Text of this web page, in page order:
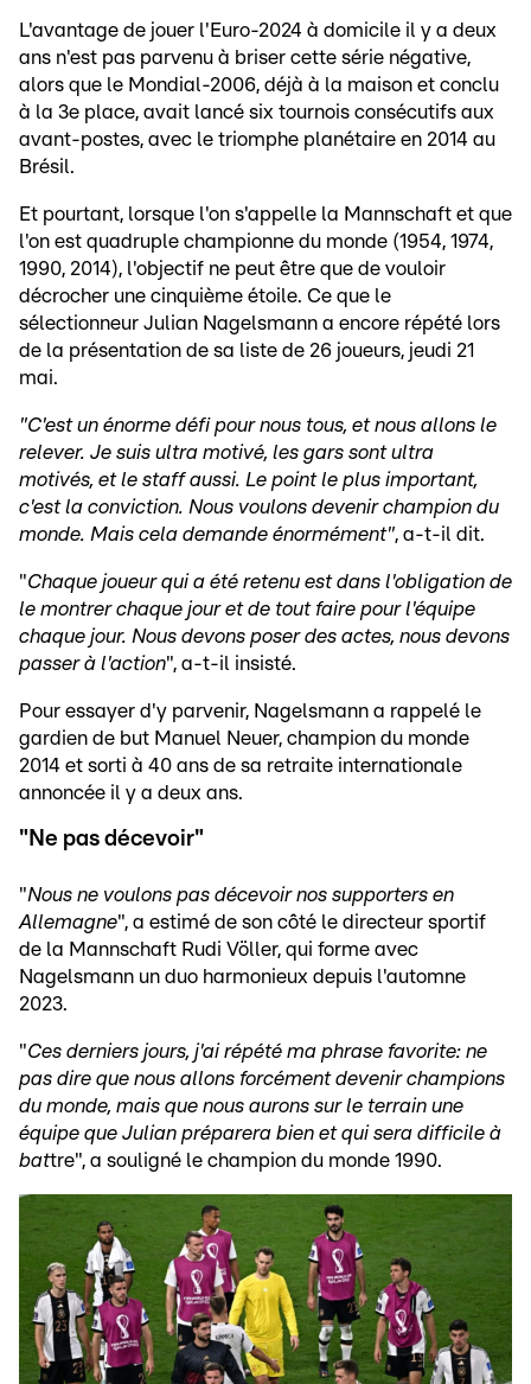
L'avantage de jouer l'Euro-2024 à domicile il y a deux
ans n'est pas parvenu à briser cette série négative,
alors que le Mondial-2006, déjà à la maison et conclu
à la 3e place, avait lancé six tournois consécutifs aux
avant-postes, avec le triomphe planétaire en 2014 au
Brésil.
Et pourtant, lorsque l'on s'appelle la Mannschaft et que
l'on est quadruple championne du monde (1954, 1974,
1990, 2014), l'objectif ne peut être que de vouloir
décrocher une cinquième étoile. Ce que le
sélectionneur Julian Nagelsmann a encore répété lors
de la présentation de sa liste de 26 joueurs, jeudi 21
mai.
"C'est un énorme défi pour nous tous, et nous allons le
relever. Je suis ultra motivé, les gars sont ultra
motivés, et le staff aussi. Le point le plus important,
c'est la conviction. Nous voulons devenir champion du
monde. Mais cela demande énormément", a-t-il dit.
"Chaque joueur qui a été retenu est dans l'obligation de
le montrer chaque jour et de tout faire pour l'équipe
chaque jour. Nous devons poser des actes, nous devons
passer à l'action", a-t-il insisté.
Pour essayer d'y parvenir, Nagelsmann a rappelé le
gardien de but Manuel Neuer, champion du monde
2014 et sorti à 40 ans de sa retraite internationale
annoncée il y a deux ans.
"Ne pas décevoir"
"Nous ne voulons pas décevoir nos supporters en
Allemagne", a estimé de son côté le directeur sportif
de la Mannschaft Rudi Völler, qui forme avec
Nagelsmann un duo harmonieux depuis l'automne
2023.
"Ces derniers jours, j'ai répété ma phrase favorite: ne
pas dire que nous allons forcément devenir champions
du monde, mais que nous aurons sur le terrain une
équipe que Julian préparera bien et qui sera difficile à
battre", a souligné le champion du monde 1990.